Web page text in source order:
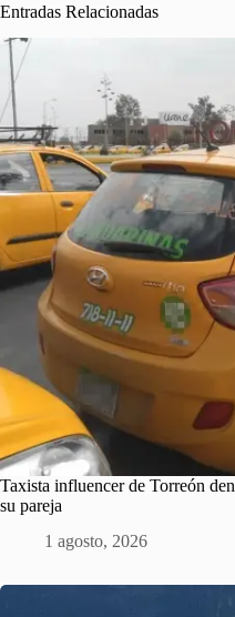
Entradas Relacionadas
Taxista influencer de Torreón
su pareja
1 agosto, 2026